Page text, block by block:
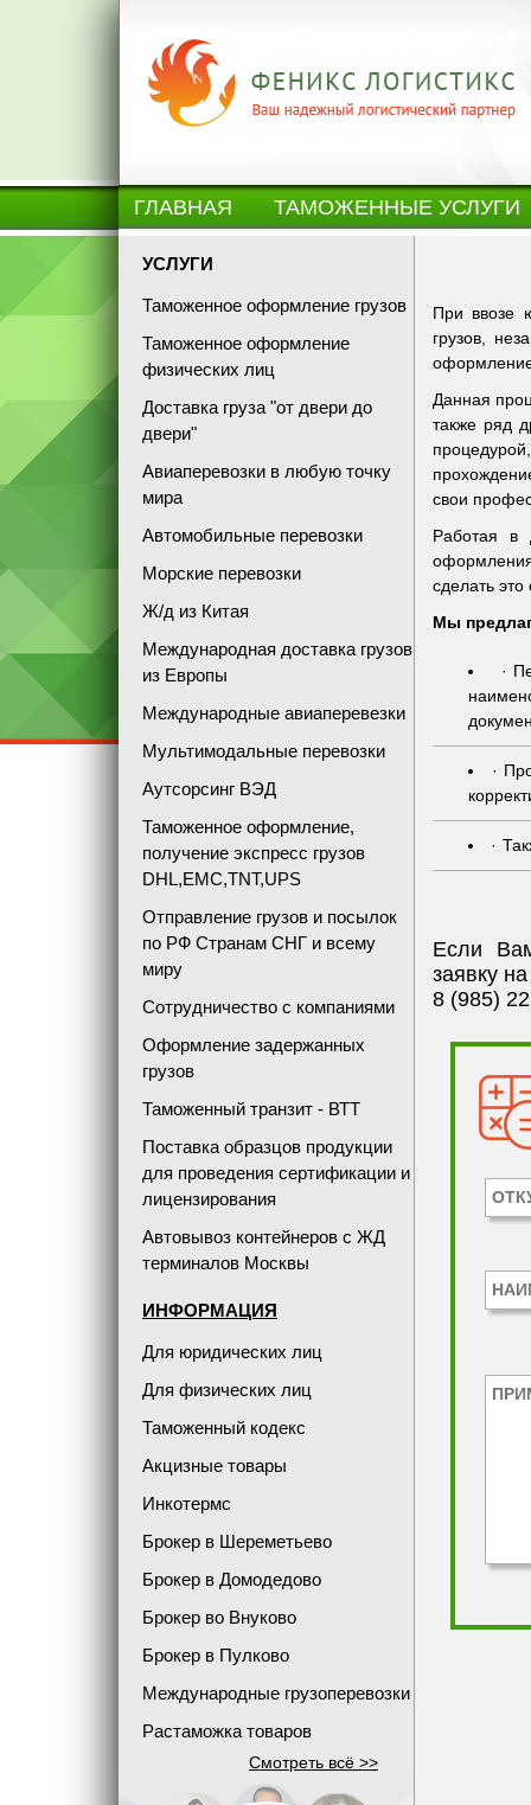
ГЛАВНАЯ ТАМОЖЕННЫЕ УСЛУГИ
УСЛУГИ
Таможенное оформление грузов
Таможенное оформление
физических лиц
Доставка груза "от двери до
двери"
Авиаперевозки в любую точку
мира
Автомобильные перевозки
Морские перевозки
Ж/д из Китая
Международная доставка грузов
из Европы
Международные авиаперевезки
Мультимодальные перевозки
Аутсорсинг ВЭД
Таможенное оформление,
получение экспресс грузов
DHL,EMC,TNT,UPS
Отправление грузов и посылок
по РФ Странам СНГ и всему
миру
Сотрудничество с компаниями
Оформление задержанных
грузов
Таможенный транзит - ВТТ
Поставка образцов продукции
для проведения сертификации и
лицензирования
Автовывоз контейнеров с ЖД
терминалов Москвы
ИНФОРМАЦИЯ
Для юридических лиц
Для физических лиц
Таможенный кодекс
Акцизные товары
Инкотермс
Брокер в Шереметьево
Брокер в Домодедово
Брокер во Внуково
Брокер в Пулково
Международные грузоперевозки
Растаможка товаров
Смотреть всё >>
При ввозе
грузов,
Данная
также ряд
свои
Работая в
сделать
Мы
Если
заявку
8 (985)